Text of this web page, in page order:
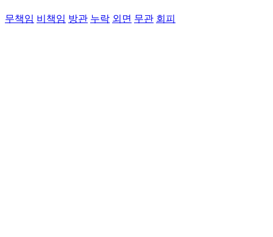
무책임 비책임 방관 누락 외면 무관 회피